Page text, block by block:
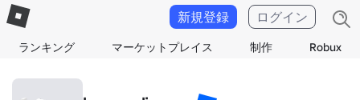
ランキング マーケットプレイス 制作 Robux
新規登録 ログイン